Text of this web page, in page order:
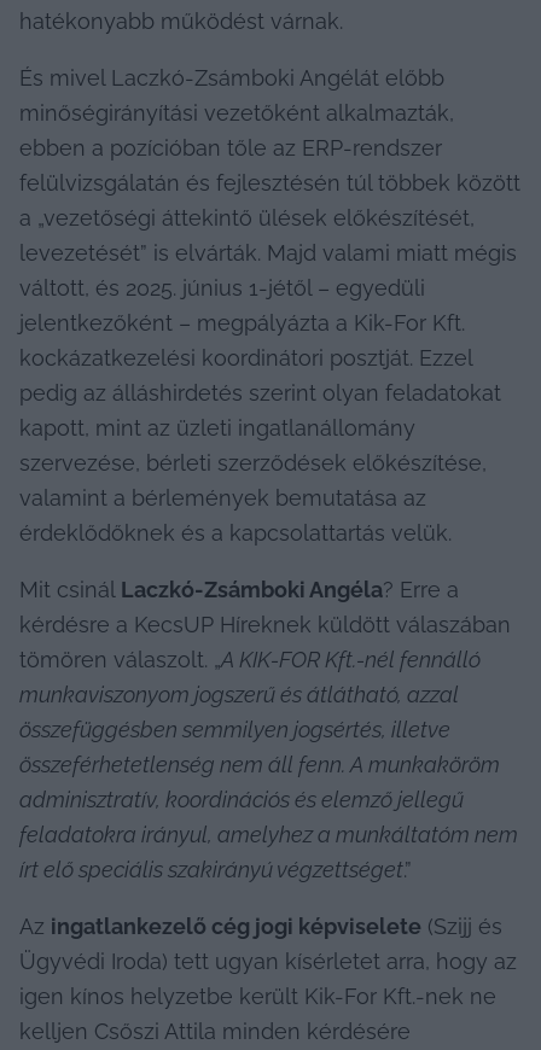
hatékonyabb működést várnak.
És mivel Laczkó-Zsámboki Angélát előbb
minőségirányítási vezetőként alkalmazták,
ebben a pozícióban tőle az ERP-rendszer
felülvizsgálatán és fejlesztésén túl többek között
a „vezetőségi áttekintő ülések előkészítését,
levezetését” is elvárták. Majd valami miatt mégis
váltott, és 2025. június 1-jétől – egyedüli
jelentkezőként – megpályázta a Kik-For Kft.
kockázatkezelési koordinátori posztját. Ezzel
pedig az álláshirdetés szerint olyan feladatokat
kapott, mint az üzleti ingatlanállomány
szervezése, bérleti szerződések előkészítése,
valamint a bérlemények bemutatása az
érdeklődőknek és a kapcsolattartás velük.
Mit csinál Laczkó-Zsámboki Angéla? Erre a
kérdésre a KecsUP Híreknek küldött válaszában
tömören válaszolt. „A KIK-FOR Kft.-nél fennálló
munkaviszonyom jogszerű és átlátható, azzal
összefüggésben semmilyen jogsértés, illetve
összeférhetetlenség nem áll fenn. A munkaköröm
adminisztratív, koordinációs és elemző jellegű
feladatokra irányul, amelyhez a munkáltatóm nem
írt elő speciális szakirányú végzettséget.”
Az ingatlankezelő cég jogi képviselete (Szijj és
Ügyvédi Iroda) tett ugyan kísérletet arra, hogy az
igen kínos helyzetbe került Kik-For Kft.-nek ne
kelljen Csőszi Attila minden kérdésére